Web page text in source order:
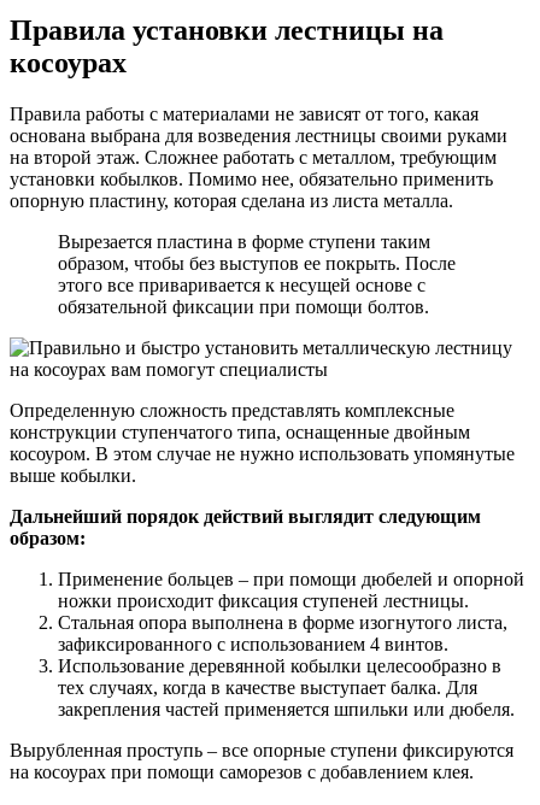
Правила установки лестницы на
косоурах
Правила работы с материалами не зависят от того, какая
основана выбрана для возведения лестницы своими руками
на второй этаж. Сложнее работать с металлом, требующим
установки кобылков. Помимо нее, обязательно применить
опорную пластину, которая сделана из листа металла.
Вырезается пластина в форме ступени таким
образом, чтобы без выступов ее покрыть. После
этого все приваривается к несущей основе с
обязательной фиксации при помощи болтов.
Определенную сложность представлять комплексные
конструкции ступенчатого типа, оснащенные двойным
косоуром. В этом случае не нужно использовать упомянутые
выше кобылки.
Дальнейший порядок действий выглядит следующим
образом:
Применение больцев – при помощи дюбелей и опорной
ножки происходит фиксация ступеней лестницы.
Стальная опора выполнена в форме изогнутого листа,
зафиксированного с использованием 4 винтов.
Использование деревянной кобылки целесообразно в
тех случаях, когда в качестве выступает балка. Для
закрепления частей применяется шпильки или дюбеля.
Вырубленная проступь – все опорные ступени фиксируются
на косоурах при помощи саморезов с добавлением клея.